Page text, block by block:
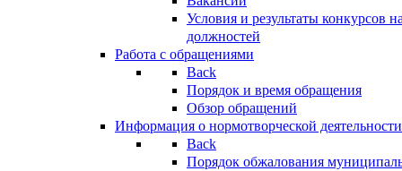
Условия и результаты конкурсов
должностей
Работа с обращениями
Back
Порядок и время обращения
Обзор обращений
Информация о нормотворческой деятельности
Back
Порядок обжалования